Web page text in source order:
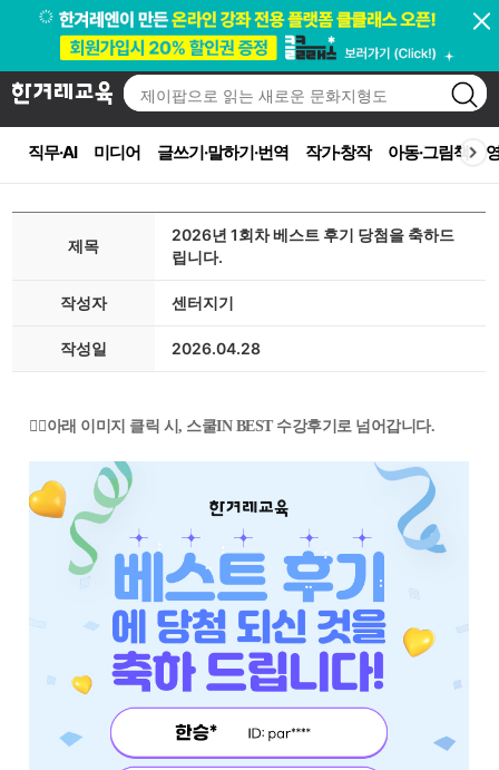
직무·AI 미디어 글쓰기·말하기·번역 작가·창작 아동·그림책
제목
2026년 1회차 베스트 후기 당첨을 축하드
립니다.
작성자 센터지기
작성일 2026.04.28
👇🏻아래 이미지 클릭 시, 스쿨IN BEST 수강후기로 넘어갑니다.